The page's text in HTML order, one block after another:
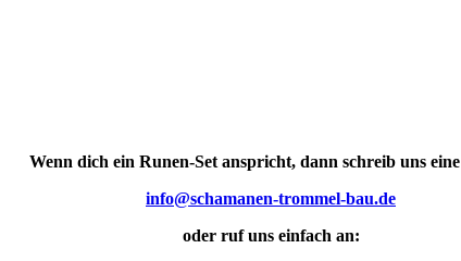
Wenn dich ein Runen-Set anspricht, dann schreib uns
info@schamanen-trommel-bau.de
oder ruf uns einfach an: